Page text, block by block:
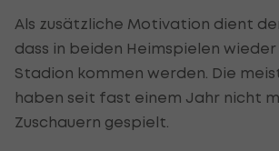
Als zusätzliche Motivation dient
dass in beiden Heimspielen wieder
Stadion kommen werden. Die
haben seit fast einem Jahr nicht
Zuschauern gespielt.